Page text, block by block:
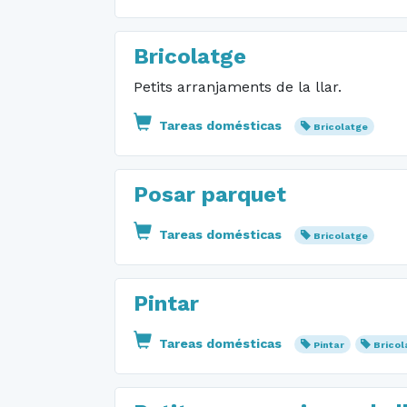
Bricolatge
Petits arranjaments de la llar.
Tareas domésticas Bricolatge
Posar parquet
Tareas domésticas Bricolatge
Pintar
Tareas domésticas Pintar